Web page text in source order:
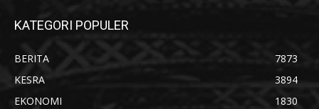
KATEGORI POPULER
BERITA
7873
KESRA
3894
EKONOMI
1830